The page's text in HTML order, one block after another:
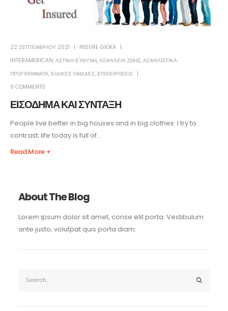
ΕΙΣΟΔΗΜΑ ΚΑΙ ΣΥΝΤΑΞΗ
22 ΣΕΠΤΕΜΒΡΊΟΥ 2021
INSURE GIOKA
INTERAMERICAN, ΑΣΤΙΚΗ ΕΥΘΥΝΗ, ΑΣΦΆΛΕΙΑ ΖΩΉΣ, ΑΣΦΑΛΙΣΤΙΚΑ
ΠΡΟΓΡΑΜΜΑΤΑ, ΕΙΔΙΚΕΣ ΟΜΑΔΕΣ, ΕΠΙΧΕΙΡΗΣΕΙΣ
0 COMMENTS
People live better in big houses and in big clothes. I try to
contrast; life today is full of...
Read More +
About The Blog
Lorem ipsum dolor sit amet, conse elit porta. Vestibulum
ante justo, volutpat quis porta diam.